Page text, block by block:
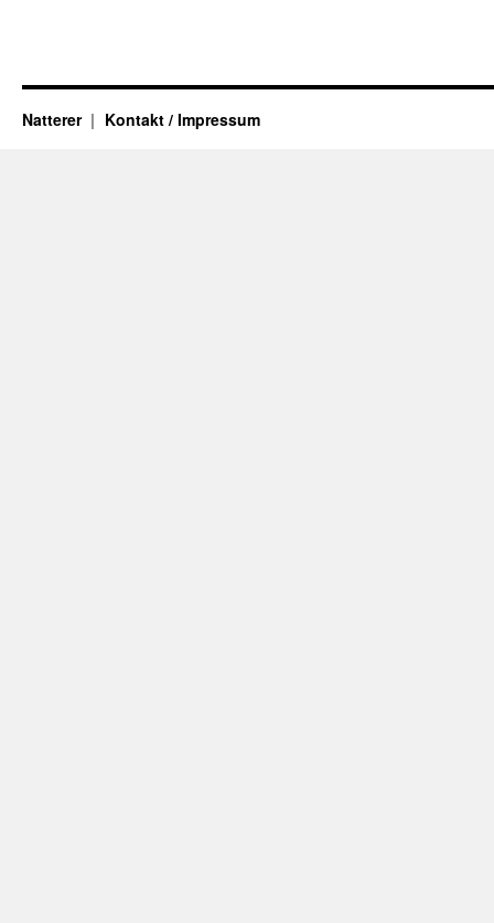
Natterer Kontakt / Impressum